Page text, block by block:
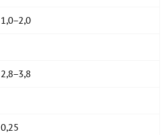
1,0−2,0
2,8−3,8
0,25